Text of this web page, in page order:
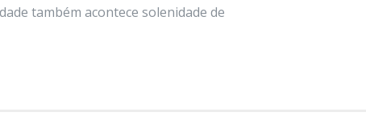
também acontece solenidade de